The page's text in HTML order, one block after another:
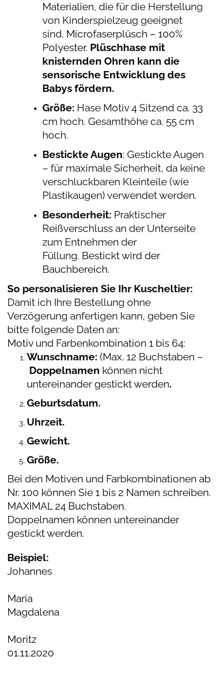
Materialien, die für die Herstellung
von Kinderspielzeug geeignet
sind. Microfaserplüsch – 100%
Polyester. Plüschhase mit
knisternden Ohren kann die
sensorische Entwicklung des
Babys fördern.
Größe: Hase Motiv 4 Sitzend ca. 33
cm hoch. Gesamthöhe ca. 55 cm
hoch.
Bestickte Augen: Gestickte Augen
– für maximale Sicherheit, da keine
verschluckbaren Kleinteile (wie
Plastikaugen) verwendet werden.
Besonderheit: Praktischer
Reißverschluss an der Unterseite
zum Entnehmen der
Füllung. Bestickt wird der
Bauchbereich.
So personalisieren Sie Ihr Kuscheltier:
Damit ich Ihre Bestellung ohne
Verzögerung anfertigen kann, geben Sie
bitte folgende Daten an:
Motiv und Farbenkombination 1 bis 64:
Wunschname: (Max. 12 Buchstaben –
Doppelnamen können nicht
untereinander gestickt werden.
Geburtsdatum.
Uhrzeit.
Gewicht.
Größe.
Bei den Motiven und Farbkombinationen ab
Nr. 100 können Sie 1 bis 2 Namen schreiben.
MAXIMAL 24 Buchstaben.
Doppelnamen können untereinander
gestickt werden.
Beispiel:
Johannes
Maria
Magdalena
Moritz
01.11.2020